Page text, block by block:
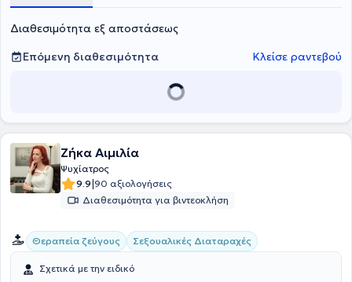
Διαθεσιμότητα εξ αποστάσεως
Επόμενη διαθεσιμότητα
Κλείσε ραντεβού
Ζήκα Αιμιλία
Ψυχίατρος
9.9|90 αξιολογήσεις
Διαθεσιμότητα για βιντεοκλήση
Θεραπεία ζεύγους Σεξουαλικές Διαταραχές
Σχετικά με την ειδικό